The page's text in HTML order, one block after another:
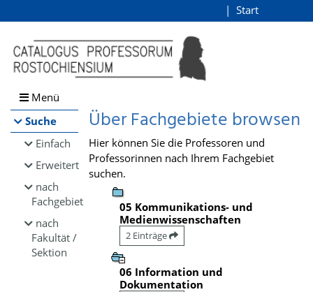
Browsen
direkt zum Inhalt
Start
Menü
Suche
Einfach
Erweitert
nach
Fachgebiet
nach
Fakultät /
Sektion
Über Fachgebiete browsen
Hier können Sie die Professoren und
Professorinnen nach Ihrem Fachgebiet
suchen.
05 Kommunikations- und
Medienwissenschaften
2 Einträge
06 Information und
Dokumentation